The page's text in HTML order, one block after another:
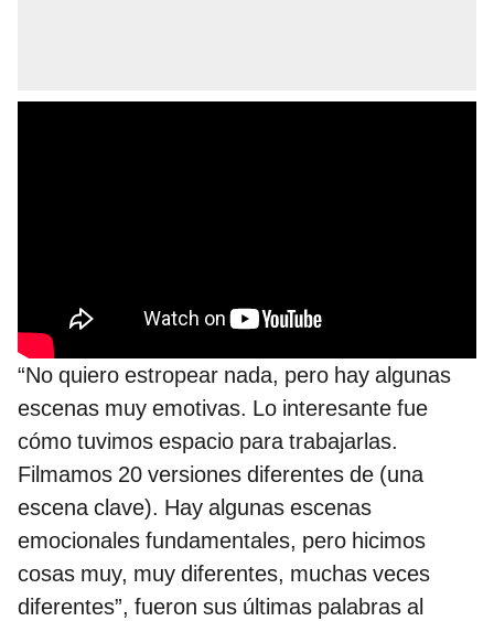
“No quiero estropear nada, pero hay algunas
escenas muy emotivas. Lo interesante fue
cómo tuvimos espacio para trabajarlas.
Filmamos 20 versiones diferentes de (una
escena clave). Hay algunas escenas
emocionales fundamentales, pero hicimos
cosas muy, muy diferentes, muchas veces
diferentes”, fueron sus últimas palabras al